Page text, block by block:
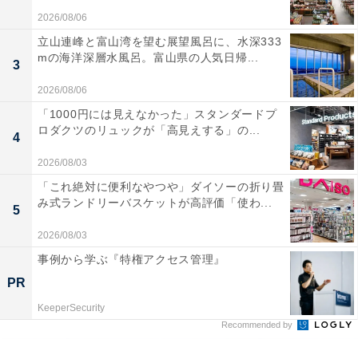
2026/08/06
3
立山連峰と富山湾を望む展望風呂に、水深333
mの海洋深層水風呂。富山県の人気日帰...
2026/08/06
4
「1000円には見えなかった」スタンダードプ
ロダクツのリュックが「高見えする」の...
2026/08/03
5
「これ絶対に便利なやつや」ダイソーの折り畳
み式ランドリーバスケットが高評価「使わ...
2026/08/03
PR
事例から学ぶ『特権アクセス管理』
KeeperSecurity
Recommended by